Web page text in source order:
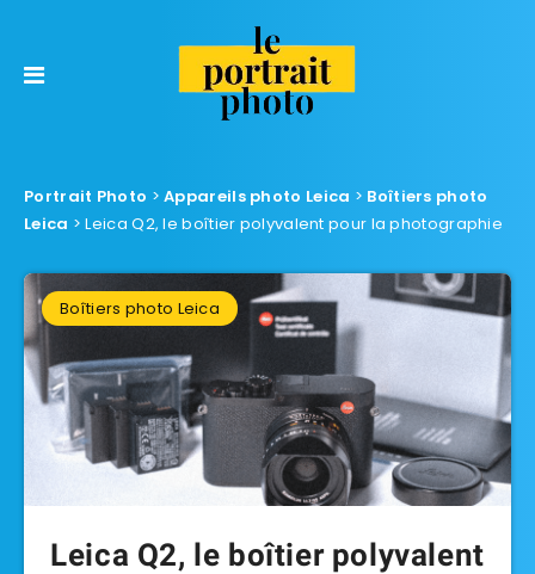
Portrait Photo >Appareils photo Leica > Boîtiers photo
Leica >Leica Q2, le boîtier polyvalent pour la photographie
Boîtiers photo Leica
Leica Q2, le boîtier polyvalent